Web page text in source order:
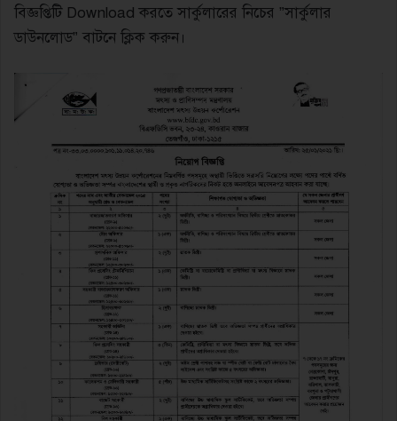
বিজ্ঞপ্তিটি Download করতে সার্কুলারের নিচের ”সার্কুলার
ডাউনলোড” বাটনে ক্লিক করুন।